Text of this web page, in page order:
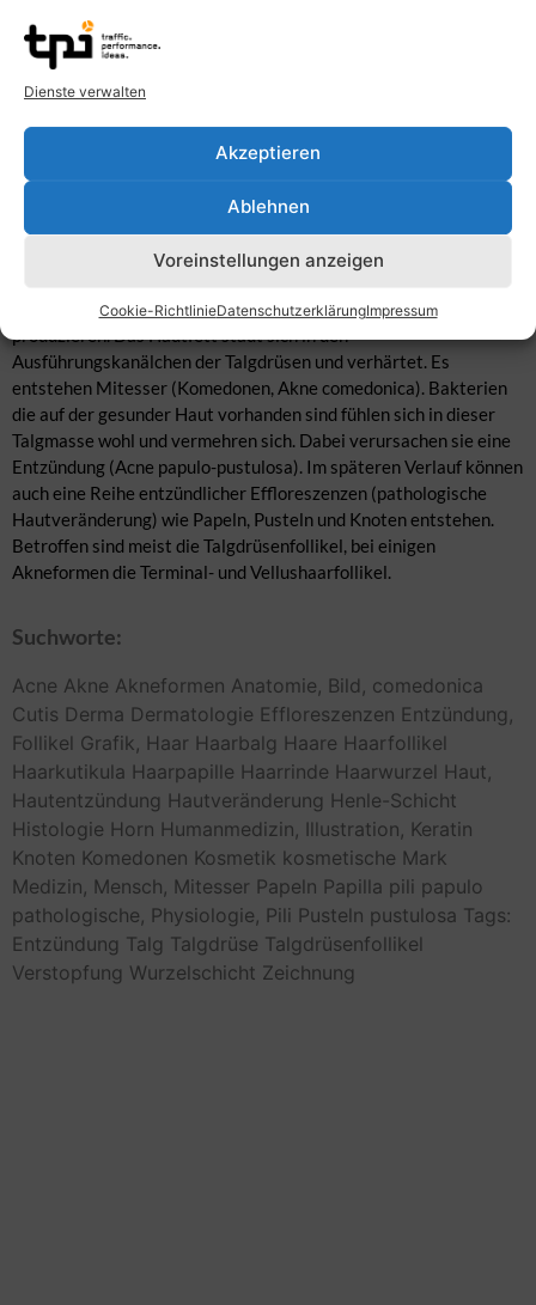
Dienste verwalten
Akzeptieren
Ablehnen
Voreinstellungen anzeigen
Cookie-RichtlinieDatenschutzerklärungImpressum
Beschreibung
Histologie der Haut mit Mitesser durch verstopfte Talgdrüse und
Hautentzündung (Acne papulo-pustulosa). Männliche
Sexualhormone (Androgene) steuern Wachstum und Funktion der
Talgdrüsen der Haut, diese werden auch im weibliche Körper in
der Pubertät regt die Talgdrüsen an, so dass sie zu viel Hautfett
produzieren. Das Hautfett staut sich in den
Ausführungskanälchen der Talgdrüsen und verhärtet. Es
entstehen Mitesser (Komedonen, Akne comedonica). Bakterien
die auf der gesunder Haut vorhanden sind fühlen sich in dieser
Talgmasse wohl und vermehren sich. Dabei verursachen sie eine
Entzündung (Acne papulo-pustulosa). Im späteren Verlauf können
auch eine Reihe entzündlicher Effloreszenzen (pathologische
Hautveränderung) wie Papeln, Pusteln und Knoten entstehen.
Betroffen sind meist die Talgdrüsenfollikel, bei einigen
Akneformen die Terminal- und Vellushaarfollikel.
Suchworte:
Acne Akne Akneformen Anatomie, Bild, comedonica
Cutis Derma Dermatologie Effloreszenzen Entzündung,
Follikel Grafik, Haar Haarbalg Haare Haarfollikel
Haarkutikula Haarpapille Haarrinde Haarwurzel Haut,
Hautentzündung Hautveränderung Henle-Schicht
Histologie Horn Humanmedizin, Illustration, Keratin
Knoten Komedonen Kosmetik kosmetische Mark
Medizin, Mensch, Mitesser Papeln Papilla pili papulo
pathologische, Physiologie, Pili Pusteln pustulosa Tags:
Entzündung Talg Talgdrüse Talgdrüsenfollikel
Verstopfung Wurzelschicht Zeichnung